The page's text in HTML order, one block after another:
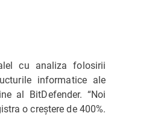
cu analiza folosirii
informatice ale
al BitDefender. “Noi
o creştere de 400%.